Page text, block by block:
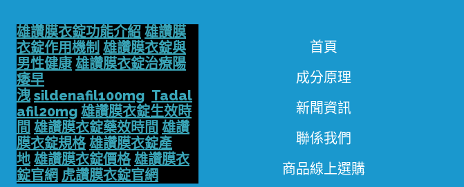
雄讚膜衣錠功能介紹 雄讚膜
衣錠作用機制 雄讚膜衣錠與
男性健康 雄讚膜衣錠治療陽
痿早
洩 sildenafil100mg Tadal
afil20mg 雄讚膜衣錠生效時
間 雄讚膜衣錠藥效時間 雄讚
膜衣錠規格 雄讚膜衣錠產
地 雄讚膜衣錠價格 雄讚膜衣
錠官網 虎讚膜衣錠官網
首頁
成分原理
新聞資訊
聯係我們
商品線上選購